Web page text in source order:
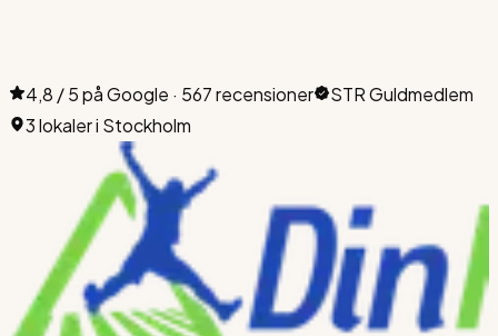
4,8 / 5 på Google · 567 recensioner
STR Guldmedlem
3 lokaler i Stockholm